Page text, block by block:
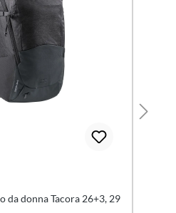
da donna Tacora 26+3, 29